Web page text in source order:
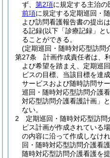
ず、 第2項に規定する主治の
前項に規定する定期巡回・
よび訪問看護報告書の提出
る記録(以下「診療記録」と
ることができる。
(定期巡回・随時対応型訪問
第27条
計画作成責任者は、
よび希望を踏まえ、定期巡
ビスの目標、当該目標を達
サービスおよび随時訪問サ
巡回・随時対応型訪問介護
対応型訪問介護看護計画」
ない。
2
定期巡回・随時対応型訪
ビス計画が作成されている
の内容に沿って作成しなけれ
回・随時対応型訪問介護看
随時対応型訪問介護看護を